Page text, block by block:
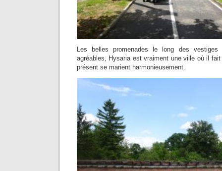
Les belles promenades le long des
agréables, Hysaria est vraiment une ville où il
présent se marient harmonieusement.